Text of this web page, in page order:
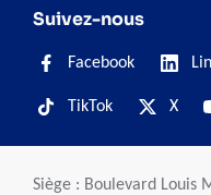
Suivez-nous
Facebook
TikTok X
Siège : Boulevard Louis